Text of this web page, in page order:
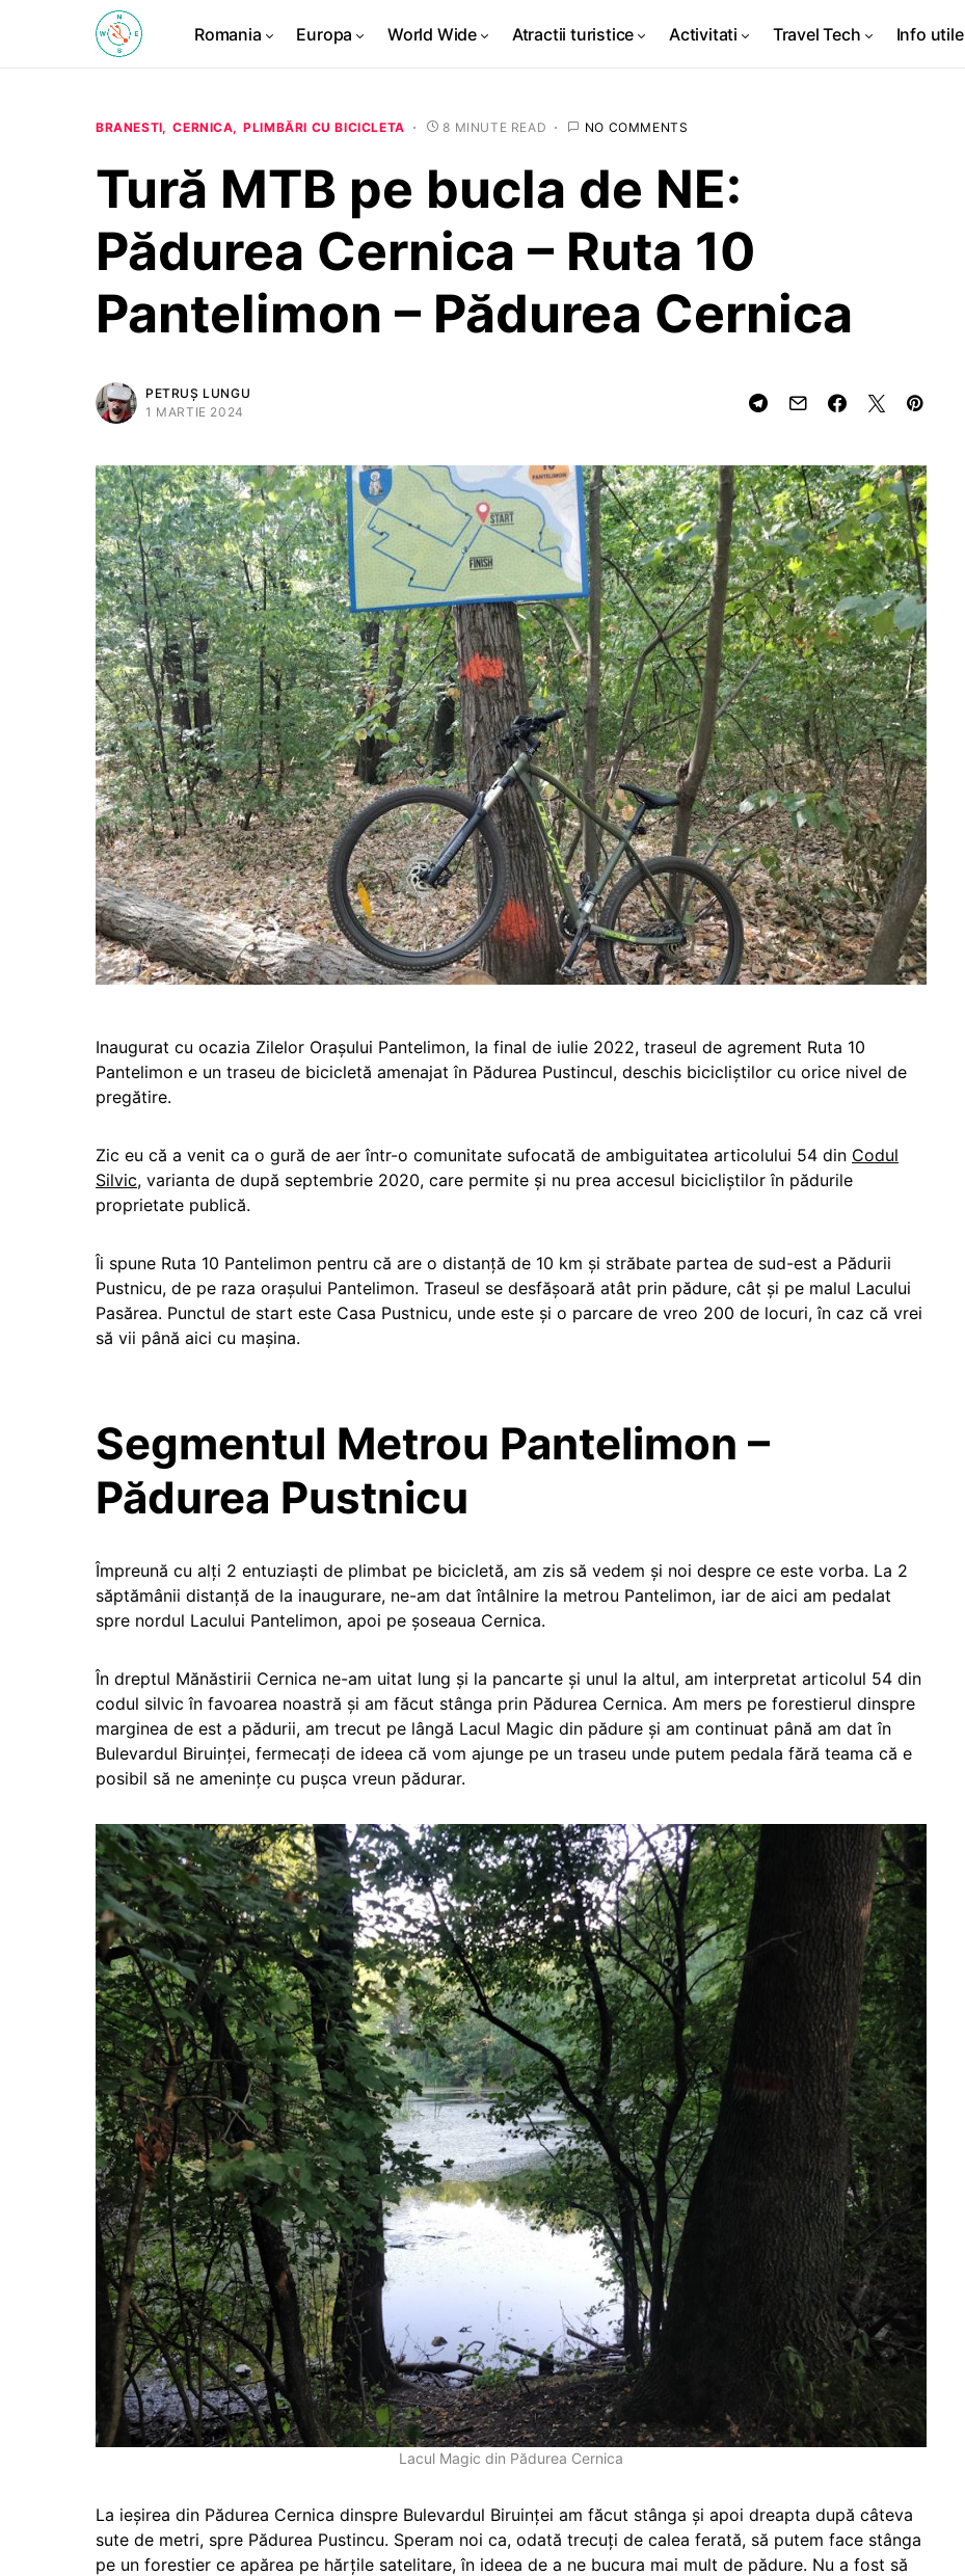
Romania Europa World Wide Atractii turistice Activitati Travel Tech Info utile
BRANESTI CERNICA PLIMBĂRI CU BICICLETA 8 MINUTE READ NO COMMENTS
Tură MTB pe bucla de NE:
Pădurea Cernica – Ruta 10
Pantelimon – Pădurea Cernica
PETRUȘ LUNGU
1 MARTIE 2024
Inaugurat cu ocazia Zilelor Orașului Pantelimon, la final de iulie 2022, traseul de agrement Ruta 10
Pantelimon e un traseu de bicicletă amenajat în Pădurea Pustincul, deschis bicicliștilor cu orice nivel de
pregătire.
Zic eu că a venit ca o gură de aer într-o comunitate sufocată de ambiguitatea articolului 54 din Codul
Silvic, varianta de după septembrie 2020, care permite și nu prea accesul bicicliștilor în pădurile
proprietate publică.
Îi spune Ruta 10 Pantelimon pentru că are o distanță de 10 km și străbate partea de sud-est a Pădurii
Pustnicu, de pe raza orașului Pantelimon. Traseul se desfășoară atât prin pădure, cât și pe malul Lacului
Pasărea. Punctul de start este Casa Pustnicu, unde este și o parcare de vreo 200 de locuri, în caz că vrei
să vii până aici cu mașina.
Segmentul Metrou Pantelimon –
Pădurea Pustnicu
Împreună cu alți 2 entuziaști de plimbat pe bicicletă, am zis să vedem și noi despre ce este vorba. La 2
săptămânii distanță de la inaugurare, ne-am dat întâlnire la metrou Pantelimon, iar de aici am pedalat
spre nordul Lacului Pantelimon, apoi pe șoseaua Cernica.
În dreptul Mănăstirii Cernica ne-am uitat lung și la pancarte și unul la altul, am interpretat articolul 54 din
codul silvic în favoarea noastră și am făcut stânga prin Pădurea Cernica. Am mers pe forestierul dinspre
marginea de est a pădurii, am trecut pe lângă Lacul Magic din pădure și am continuat până am dat în
Bulevardul Biruinței, fermecați de ideea că vom ajunge pe un traseu unde putem pedala fără teama că e
posibil să ne amenințe cu pușca vreun pădurar.
Lacul Magic din Pădurea Cernica
La ieșirea din Pădurea Cernica dinspre Bulevardul Biruinței am făcut stânga și apoi dreapta după câteva
sute de metri, spre Pădurea Pustincu. Speram noi ca, odată trecuți de calea ferată, să putem face stânga
pe un forestier ce apărea pe hărțile satelitare, în ideea de a ne bucura mai mult de pădure. Nu a fost să